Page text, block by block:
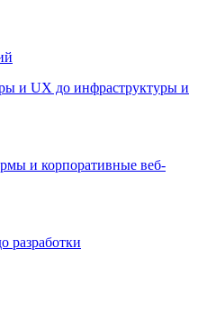
и UX до инфраструктуры и
и корпоративные веб-
разработки